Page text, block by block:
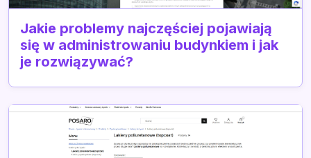
Jakie problemy najczęściej pojawiają
się w administrowaniu budynkiem i jak
je rozwiązywać?